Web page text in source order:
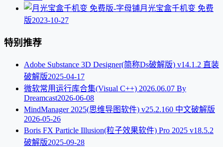
月光宝盒千机变 免费
版2023-10-27
特别推荐
Adobe Substance 3D Designer(简称Ds破解版) v14.1.2 直装
破解版2025-04-17
微软常用运行库合集(Visual C++) 2026.06.07 By
Dreamcast2026-06-08
MindManager 2025(思维导图软件) v25.2.160 中文破解版
2026-05-26
Boris FX Particle Illusion(粒子效果软件) Pro 2025 v18.5.2
破解版2025-09-28